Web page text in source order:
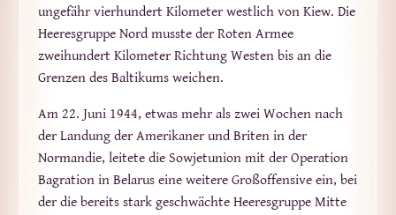
ungefähr vierhundert Kilometer westlich von Kiew. Die
Heeresgruppe Nord musste der Roten Armee
zweihundert Kilometer Richtung Westen bis an die
Grenzen des Baltikums weichen.
Am 22. Juni 1944, etwas mehr als zwei Wochen nach
der Landung der Amerikaner und Briten in der
Normandie, leitete die Sowjetunion mit der Operation
Bagration in Belarus eine weitere Großoffensive ein, bei
der die bereits stark geschwächte Heeresgruppe Mitte